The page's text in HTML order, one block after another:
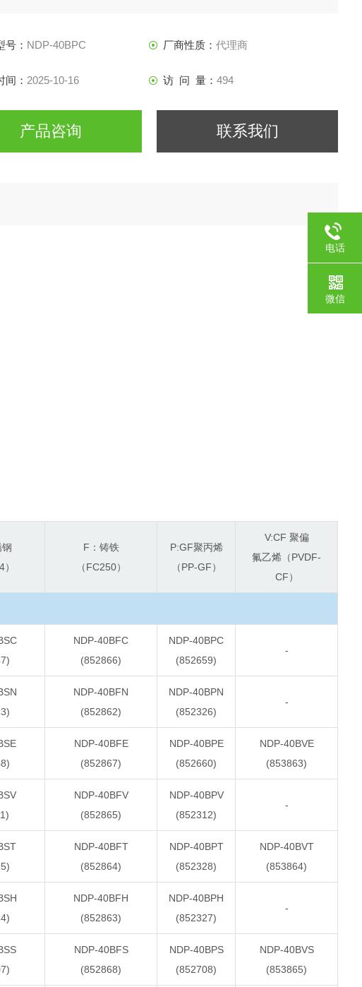
号： NDP-40BPC 厂商性质：代理商
间： 2025-10-16 访 问 量：494
产品咨询 联系我们
F：铸铁
（FC250）
P:GF聚丙烯
（PP-GF）
V:CF 聚偏
氟乙烯（PVDF-
CF）
NDP-40BFC
(852866)
NDP-40BPC
(852659)
-
NDP-40BFN
(852862)
NDP-40BPN
(852326)
-
NDP-40BFE
(852867)
NDP-40BPE
(852660)
NDP-40BVE
(853863)
NDP-40BFV
(852865)
NDP-40BPV
(852312)
-
NDP-40BFT
(852864)
NDP-40BPT
(852328)
NDP-40BVT
(853864)
NDP-40BFH
(852863)
NDP-40BPH
(852327)
-
NDP-40BFS
(852868)
NDP-40BPS
(852708)
NDP-40BVS
(853865)
电话
微信